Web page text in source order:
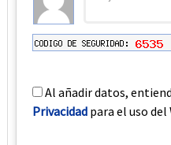
Al añadir datos,
Privacidad para el uso del